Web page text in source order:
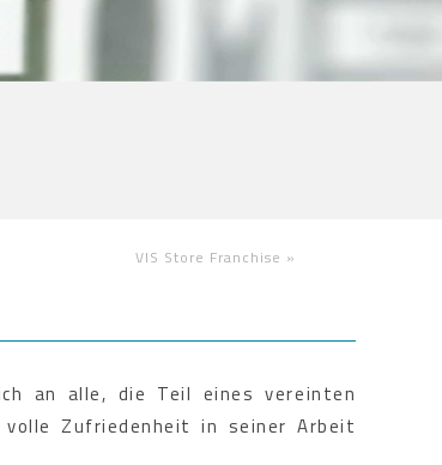
VIS Store Franchise »
an alle, die Teil eines vereinten
Zufriedenheit in seiner Arbeit